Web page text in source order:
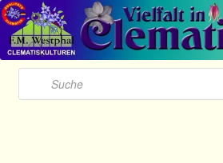
Products
search